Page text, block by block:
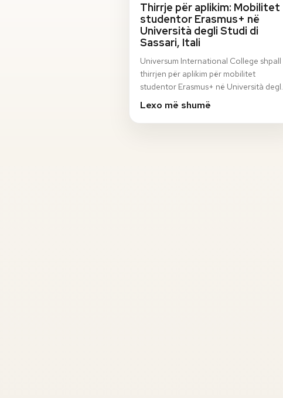
Thirrje për aplikim: Mobilitet
studentor Erasmus+ në
Università degli Studi di
Sassari, Itali
Universum International College shpall
thirrjen për aplikim për mobilitet
studentor Erasmus+ në Università degli
Studi di Sassari, Itali, për semestrin
Lexo më shumë